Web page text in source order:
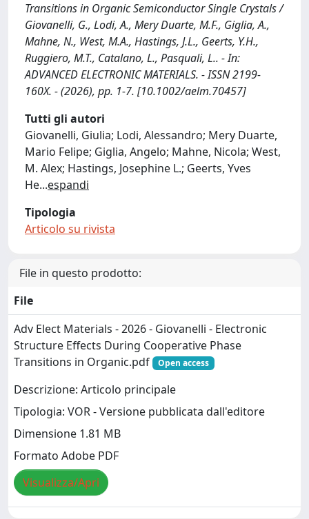
Transitions in Organic Semiconductor Single Crystals /
Giovanelli, G., Lodi, A., Mery Duarte, M.F., Giglia, A.,
Mahne, N., West, M.A., Hastings, J.L., Geerts, Y.H.,
Ruggiero, M.T., Catalano, L., Pasquali, L.. - In:
ADVANCED ELECTRONIC MATERIALS. - ISSN 2199-
160X. - (2026), pp. 1-7. [10.1002/aelm.70457]
Tutti gli autori
Giovanelli, Giulia; Lodi, Alessandro; Mery Duarte,
Mario Felipe; Giglia, Angelo; Mahne, Nicola; West,
M. Alex; Hastings, Josephine L.; Geerts, Yves
He...espandi
Tipologia
Articolo su rivista
File in questo prodotto:
File
Adv Elect Materials - 2026 - Giovanelli - Electronic
Structure Effects During Cooperative Phase
Transitions in Organic.pdf
Open access
Descrizione: Articolo principale
Tipologia: VOR - Versione pubblicata dall'editore
Dimensione 1.81 MB
Formato Adobe PDF
Visualizza/Apri